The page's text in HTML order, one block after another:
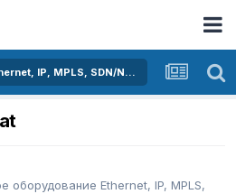
Активное оборудование Ethernet, IP, MPLS, SDN/NFV...
оборудование Ethernet, IP, MPLS,